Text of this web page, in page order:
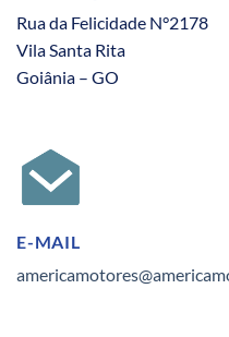
Rua da Felicidade N°2178
Vila Santa Rita
Goiânia – GO
E-MAIL